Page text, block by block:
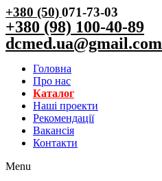
+380 (50)071-73-03
+380 (98) 100-40-89
dcmed.ua@gmail.com
Головна
Про нас
Каталог
Нашi проекти
Рекомендації
Вакансiя
Контакти
Menu